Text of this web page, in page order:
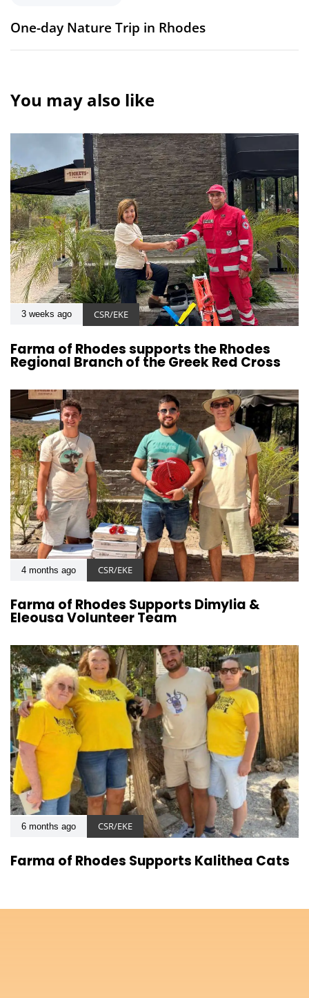
One-day Nature Trip in Rhodes
You may also like
3 weeks ago CSR/EKE
Farma of Rhodes supports the Rhodes
Regional Branch of the Greek Red Cross
4 months ago CSR/EKE
Farma of Rhodes Supports Dimylia &
Eleousa Volunteer Team
6 months ago CSR/EKE
Farma of Rhodes Supports Kalithea Cats